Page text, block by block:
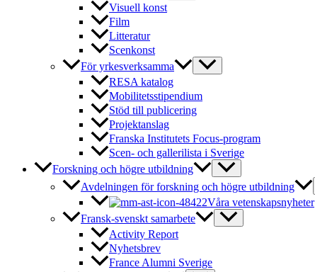
Visuell konst
Film
Litteratur
Scenkonst
För yrkesverksamma
RESA katalog
Mobilitetsstipendium
Stöd till publicering
Projektanslag
Franska Institutets Focus-program
Scen- och gallerilista i Sverige
Forskning och högre utbildning
Avdelningen för forskning och högre utbildning
Våra vetenskapsnyheter
Fransk-svenskt samarbete
Activity Report
Nyhetsbrev
France Alumni Sverige